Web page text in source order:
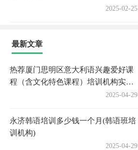
2025-02-25
最新文章
热荐厦门思明区意大利语兴趣爱好课
程（含文化特色课程）培训机构实力
2025-04-29
永济韩语培训多少钱一个月(韩语班培
训机构)
2025-04-29